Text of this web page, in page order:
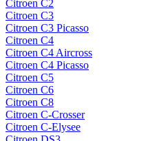
Citroen C2
Citroen C3
Citroen C3 Picasso
Citroen C4
Citroen C4 Aircross
Citroen C4 Picasso
Citroen C5
Citroen C6
Citroen C8
Citroen C-Crosser
Citroen C-Elysee